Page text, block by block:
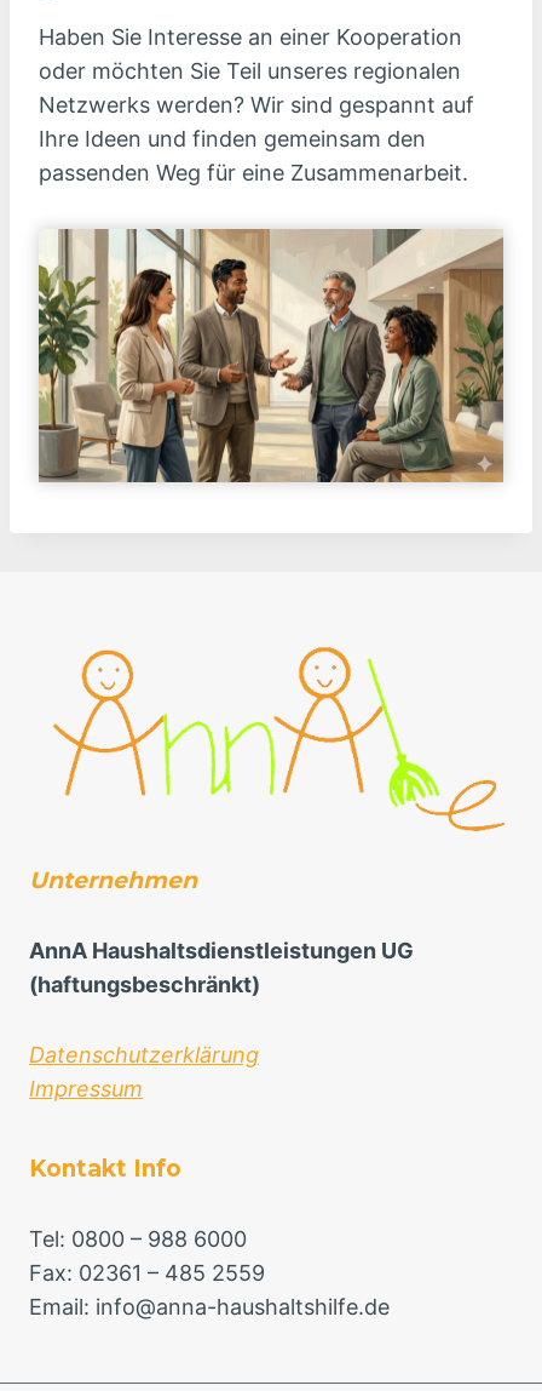
Haben Sie Interesse an einer Kooperation
oder möchten Sie Teil unseres regionalen
Netzwerks werden? Wir sind gespannt auf
Ihre Ideen und finden gemeinsam den
passenden Weg für eine Zusammenarbeit.
Unternehmen
AnnA Haushaltsdienstleistungen UG
(haftungsbeschränkt)
Datenschutzerklärung
Impressum
Kontakt Info
Tel: 0800 – 988 6000
Fax: 02361 – 485 2559
Email: info@anna-haushaltshilfe.de